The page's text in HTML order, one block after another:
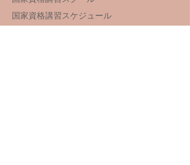
​​国家資格講習スケジュール